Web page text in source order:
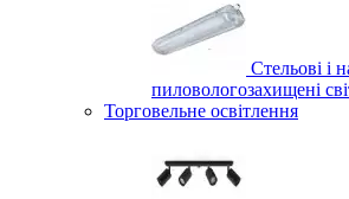
Стельові і
пиловологозахищені
Торговельне освітлення